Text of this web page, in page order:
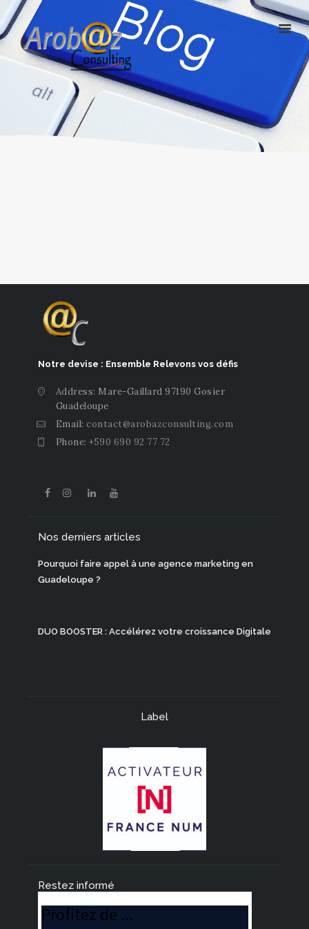
ArobazConsulting
Community Manager – Site Internet – Votre partenaire du Digital en
Guadeloupe
ACCUEIL
Restez informé de l'actu du Web
Notre devise : Ensemble Relevons vos défis
Address: Mare-Gaillard 97190 Gosier
Guadeloupe
Email: contact@arobazconsulting.com
Phone:+590 690 92 77 72
Nos derniers articles
Pourquoi faire appel à une agence marketing en
Guadeloupe ?
DUO BOOSTER : Accélérez votre croissance Digitale
Label
Restez informé